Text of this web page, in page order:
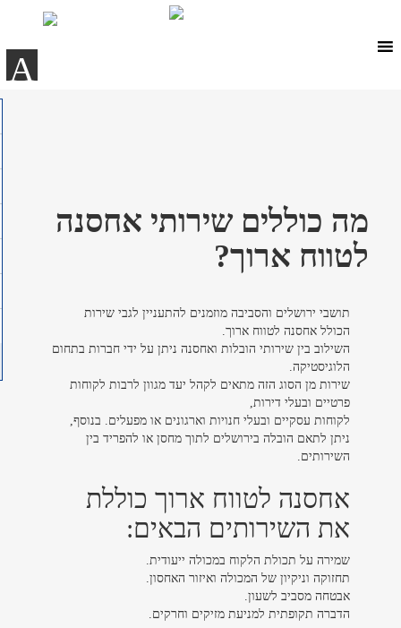
content
מה כוללים שירותי אחסנה
לטווח ארוך?
תושבי ירושלים והסביבה מוזמנים להתעניין לגבי שירות
הכולל אחסנה לטווח ארוך.
השילוב בין שירותי הובלות ואחסנה ניתן על ידי חברות בתחום
הלוגיסטיקה.
שירות מן הסוג הזה מתאים לקהל יעד מגוון לרבות לקוחות
פרטיים ובעלי דירות,
לקוחות עסקיים ובעלי חנויות וארגונים או מפעלים. בנוסף,
ניתן לתאם הובלה בירושלים לתוך מחסן או להפריד בין
השירותים.
אחסנה לטווח ארוך כוללת
את השירותים הבאים:
שמירה על תכולת הלקוח במכולה ייעודית.
תחזוקה וניקיון של המכולה ואיזור האחסון.
אבטחה מסביב לשעון.
הדברה תקופתית למניעת מזיקים וחרקים.
A